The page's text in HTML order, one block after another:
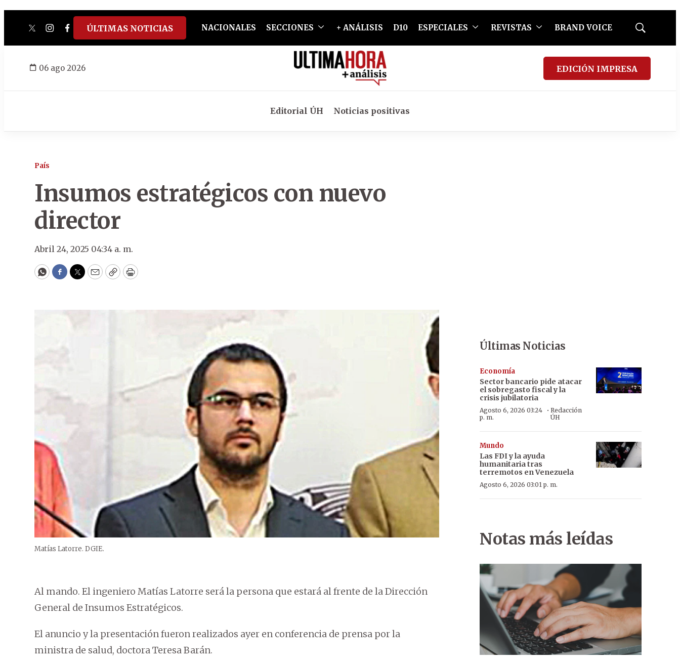
twitterinstagram
facebook
tiktokyoutube
spotify
ÚLTIMAS NOTICIAS NACIONALES SECCIONES + ANÁLISIS D10 ESPECIALES REVISTAS BRAND VOICE
Mostrar
06 ago 2026 EDICIÓN IMPRESA
Editorial ÚH Noticias positivas
País
Insumos estratégicos con nuevo
director
Abril 24, 2025 04:34 a. m.
WhatsApp
Facebook
Twitter
EmailCopyPrint
Matías Latorre. DGIE.
Al mando. El ingeniero Matías Latorre será la persona que estará al frente de la Dirección
General de Insumos Estratégicos.
El anuncio y la presentación fueron realizados ayer en conferencia de prensa por la
ministra de salud, doctora Teresa Barán.
Últimas Noticias
Economía
Sector bancario pide atacar
el sobregasto fiscal y la
crisis jubilatoria
Agosto 6, 2026 03:24
p. m.
· Redacción
ÚH
Mundo
Las FDI y la ayuda
humanitaria tras
terremotos en Venezuela
Agosto 6, 2026 03:01 p. m.
Notas más leídas